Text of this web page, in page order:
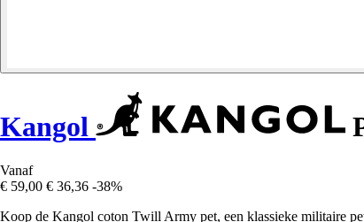
Kangol
Vanaf
€ 59,00 € 36,36 -38%
Koop de Kangol coton Twill Army pet, een klassieke militaire